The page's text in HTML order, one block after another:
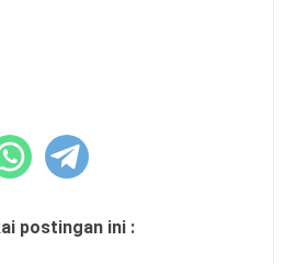
postingan ini :